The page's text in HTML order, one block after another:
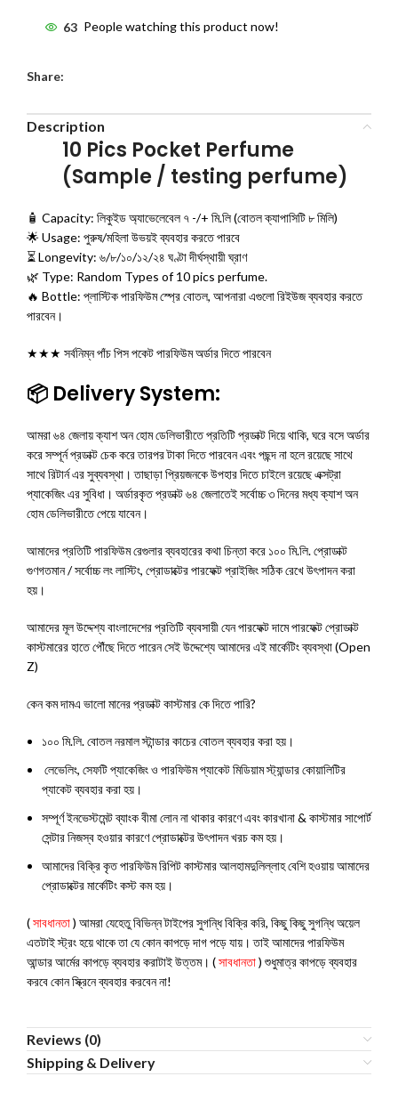
63 People watching this product now!
Share:
Description
10 Pics Pocket Perfume
(Sample / testing perfume)
🧴 Capacity: লিকুইড অ্যাভেলেবেল ৭ -/+ মি.লি (বোতল ক্যাপাসিটি ৮ মিলি)
🌟 Usage: পুরুষ/মহিলা উভয়ই ব্যবহার করতে পারবে
⏳ Longevity: ৬/৮/১০/১২/২৪ ঘণ্টা দীর্ঘস্থায়ী ঘ্রাণ
🌿 Type: Random Types of 10 pics perfume.
🔥 Bottle: প্লাস্টিক পারফিউম স্প্রে বোতল, আপনারা এগুলো রিইউজ ব্যবহার করতে
পারবেন।
★★★ সর্বনিম্ন পাঁচ পিস পকেট পারফিউম অর্ডার দিতে পারবেন
📦 Delivery System:
আমরা ৬৪ জেলায় ক্যাশ অন হোম ডেলিভারীতে প্রতিটি প্রডাক্ট দিয়ে থাকি, ঘরে বসে অর্ডার
করে সম্পূর্ন প্রডাক্ট চেক করে তারপর টাকা দিতে পারবেন এবং পছন্দ না হলে রয়েছে সাথে
সাথে রিটার্ন এর সুব্যবস্থা। তাছাড়া প্রিয়জনকে উপহার দিতে চাইলে রয়েছে এক্সট্রা
প্যাকেজিং এর সুবিধা। অর্ডারকৃত প্রডাক্ট ৬৪ জেলাতেই সর্বোচ্চ ৩ দিনের মধ্য ক্যাশ অন
হোম ডেলিভারীতে পেয়ে যাবেন।
আমাদের প্রতিটি পারফিউম রেগুলার ব্যবহারের কথা চিন্তা করে ১০০ মি.লি. প্রোডাক্ট
গুণগতমান / সর্বোচ্চ লং লাস্টিং, প্রোডাক্টের পারফেক্ট প্রাইজিং সঠিক রেখে উৎপাদন করা
হয়।
আমাদের মূল উদ্দেশ্য বাংলাদেশের প্রতিটি ব্যবসায়ী যেন পারফেক্ট দামে পারফেক্ট প্রোডাক্ট
কাস্টমারের হাতে পৌঁছে দিতে পারেন সেই উদ্দেশ্যে আমাদের এই মার্কেটিং ব্যবস্থা (Open
Z)
কেন কম দামএ ভালো মানের প্রডাক্ট কাস্টমার কে দিতে পারি?
১০০ মি.লি. বোতল নরমাল স্টান্ডার কাচের বোতল ব্যবহার করা হয়।
লেভেলিং, সেফটি প্যাকেজিং ও পারফিউম প্যাকেট মিডিয়াম স্ট্যান্ডার কোয়ালিটির
প্যাকেট ব্যবহার করা হয়।
সম্পূর্ণ ইনভেস্টমেন্ট ব্যাংক বীমা লোন না থাকার কারণে এবং কারখানা & কাস্টমার সাপোর্ট
সেন্টার নিজস্ব হওয়ার কারণে প্রোডাক্টের উৎপাদন খরচ কম হয়।
আমাদের বিক্রি কৃত পারফিউম রিপিট কাস্টমার আলহামদুলিল্লাহ বেশি হওয়ায় আমাদের
প্রোডাক্টের মার্কেটিং কস্ট কম হয়।
(সাবধানতা) আমরা যেহেতু বিভিন্ন টাইপের সুগন্ধি বিক্রি করি, কিছু কিছু সুগন্ধি অয়েল
এতটাই স্ট্রং হয়ে থাকে তা যে কোন কাপড়ে দাগ পড়ে যায়। তাই আমাদের পারফিউম
আন্ডার আর্মের কাপড়ে ব্যবহার করাটাই উত্তম। (সাবধানতা) শুধুমাত্র কাপড়ে ব্যবহার
করবে কোন স্ক্রিনে ব্যবহার করবেন না!
Reviews (0)
Shipping & Delivery